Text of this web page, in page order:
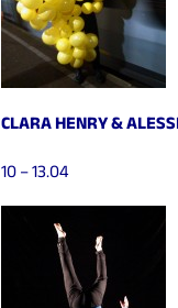
CLARA HENRY &
10 – 13.04